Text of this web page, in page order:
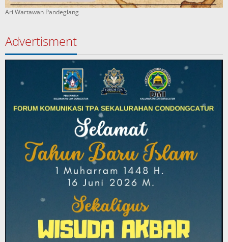
Ari Wartawan Pandeglang
Advertisment